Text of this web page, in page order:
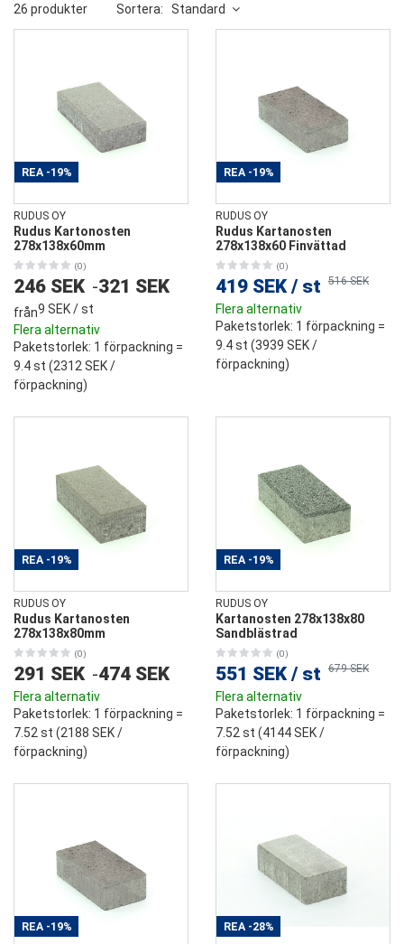
REA -19%
RUDUS OY
Rudus Kartonosten
278x138x60mm
(0)
246 SEK -321 SEK
från9 SEK/ st
Flera alternativ
Paketstorlek: 1 förpackning =
9.4 st (2312 SEK/
förpackning)
REA -19%
RUDUS OY
Rudus Kartanosten
278x138x60 Finvättad
(0)
419 SEK / st 516 SEK
Flera alternativ
Paketstorlek: 1 förpackning =
9.4 st (3939 SEK/
förpackning)
REA -19%
RUDUS OY
Rudus Kartanosten
278x138x80mm
(0)
291 SEK -474 SEK
Flera alternativ
Paketstorlek: 1 förpackning =
7.52 st (2188 SEK/
förpackning)
REA -19%
RUDUS OY
Kartanosten 278x138x80
Sandblästrad
(0)
551 SEK / st 679 SEK
Flera alternativ
Paketstorlek: 1 förpackning =
7.52 st (4144 SEK/
förpackning)
REA -19% REA -28%
26 produkter Sortera: Standard